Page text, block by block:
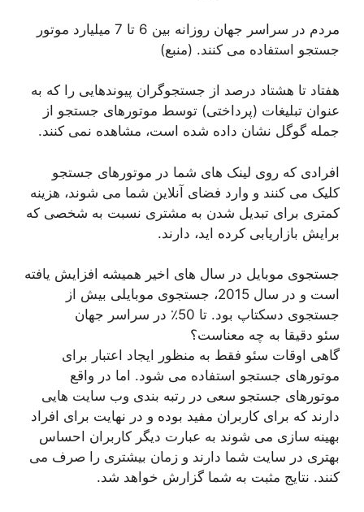
مردم در سراسر جهان روزانه بین 6 تا 7 میلیارد موتور
جستجو استفاده می کنند. (منبع)
هفتاد تا هشتاد درصد از جستجوگران پیوندهایی را که به
عنوان تبلیغات (پرداختی) توسط موتورهای جستجو از
جمله گوگل نشان داده شده است، مشاهده نمی کنند.
افرادی که روی لینک های شما در موتورهای جستجو
کلیک می کنند و وارد فضای آنلاین شما می شوند، هزینه
کمتری برای تبدیل شدن به مشتری نسبت به شخصی که
برایش بازاریابی کرده اید، دارند.
جستجوی موبایل در سال های اخیر همیشه افزایش یافته
است و در سال 2015، جستجوی موبایلی بیش از
جستجوی دسکتاپ بود. تا 50٪ در سراسر جهان
سئو دقیقا به چه معناست؟
گاهی اوقات سئو فقط به منظور ایجاد اعتبار برای
موتورهای جستجو استفاده می شود. اما در واقع
موتورهای جستجو سعی در رتبه بندی وب سایت هایی
دارند که برای کاربران مفید بوده و در نهایت برای افراد
بهینه سازی می شوند به عبارت دیگر کاربران احساس
بهتری در سایت شما دارند و زمان بیشتری را صرف می
کنند. نتایج مثبت به شما گزارش خواهد شد.